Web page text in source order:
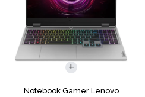
Notebook Gamer Lenovo
COMPARAR